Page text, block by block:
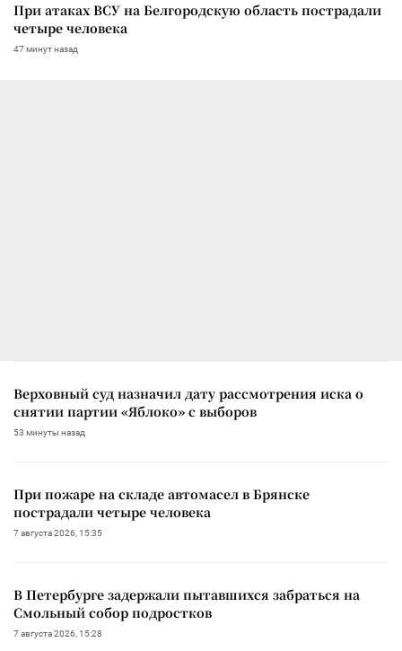
При атаках ВСУ на Белгородскую область пострадали
четыре человека
47 минут назад
Верховный суд назначил дату рассмотрения иска о
снятии партии «Яблоко» с выборов
53 минуты назад
При пожаре на складе автомасел в Брянске
пострадали четыре человека
7 августа 2026, 15:35
В Петербурге задержали пытавшихся забраться на
Смольный собор подростков
7 августа 2026, 15:28